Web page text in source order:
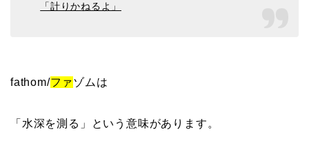
「計りかねるよ」
fathom/ファゾムは
「水深を測る」という意味があります。